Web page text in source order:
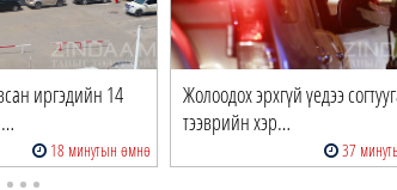
иргэдийн 14
18 минутын өмнө
Жолоодох эрхгүй үедээ
тээврийн хэр…
37